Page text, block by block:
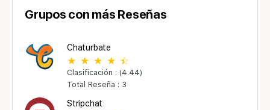
Grupos con más Reseñas
Chaturbate
Clasificación : (4.44)
Total Reseña : 3
Stripchat